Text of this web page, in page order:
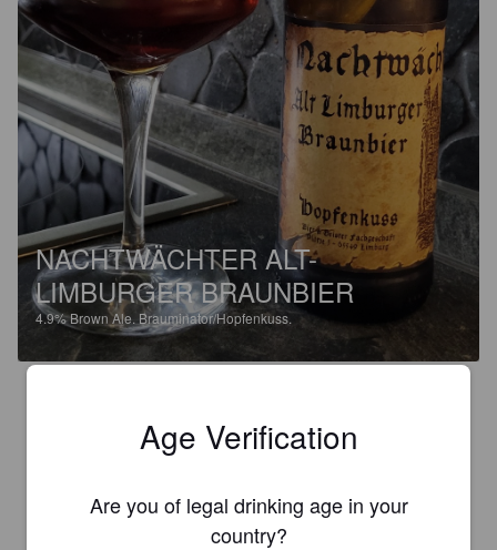
NACHTWÄCHTER ALT-
LIMBURGER BRAUNBIER
4.9%Brown Ale. Brauminator/Hopfenkuss.
Ein Braunbier steht im Glas, das einzige Braunbier bisher war
von Bosch und konnte mich nicht sonderlich überzeugen. Hier
Die Nase ist süßlich malzig, Karamell.
Age Verification
Are you of legal drinking age in your
country?